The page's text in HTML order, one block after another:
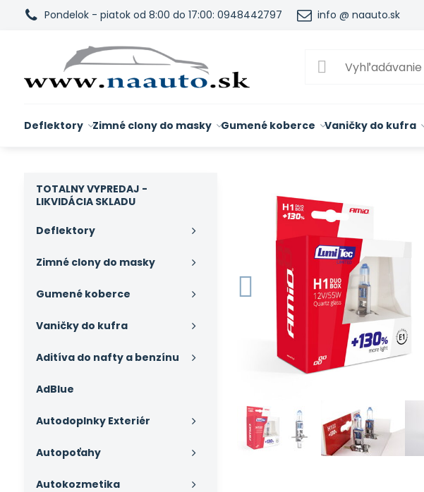
Pondelok - piatok od 8:00 do 17:00: 0948442797 info @ naauto.sk
Deflektory Zimné clony do masky Gumené koberce Vaničky do kufra
TOTALNY VYPREDAJ -
LIKVIDÁCIA SKLADU
Deflektory
Zimné clony do masky
Gumené koberce
Vaničky do kufra
Aditíva do nafty a benzínu
AdBlue
Autodoplnky Exteriér
Autopoťahy
Autokozmetika